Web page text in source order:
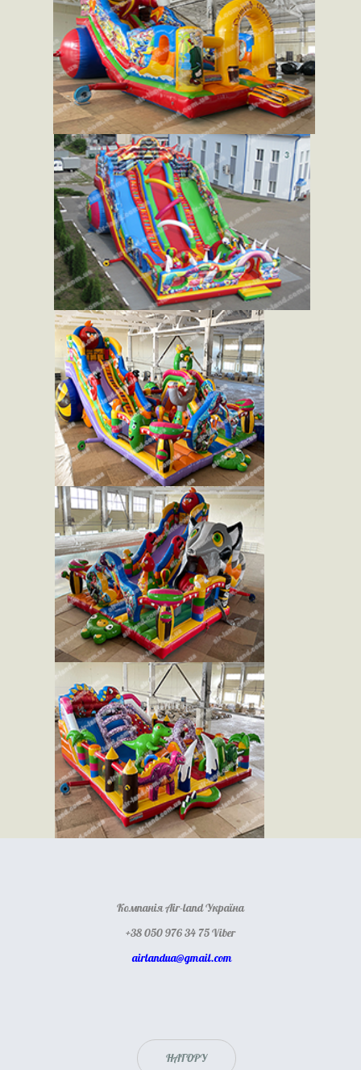
Компанія Air-land Україна
+38 050 976 34 75 Viber
airlandua@gmail.com
НАГОРУ